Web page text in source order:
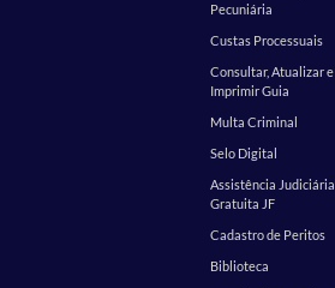
Pecuniária
Custas Processuais
Consultar, Atualizar e
Imprimir Guia
Multa Criminal
Selo Digital
Assistência Judiciária
Gratuita JF
Cadastro de Peritos
Biblioteca